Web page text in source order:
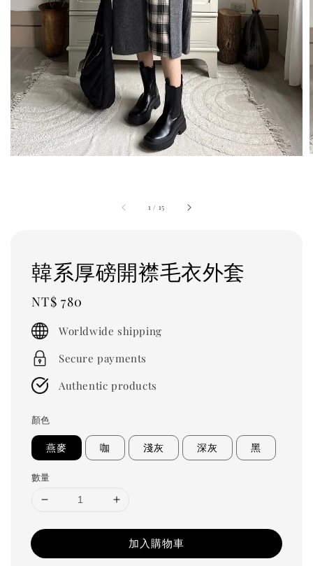
1 / 15
韓系厚磅開襟毛衣外套
Regular
price
NT$ 780
Worldwide shipping
Secure payments
Authentic products
顏色
燕麥 咖 淺灰 深灰 黑
數量
加入購物車